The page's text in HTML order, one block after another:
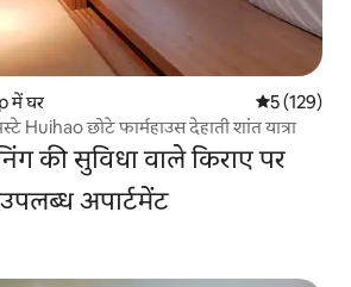
में घर औसत रेटिंग 5
5 (129)
Huihao छोटे फार्महाउस देहाती शांत यात्रा
की सुविधा वाले किराए पर
उपलब्ध अपार्टमेंट